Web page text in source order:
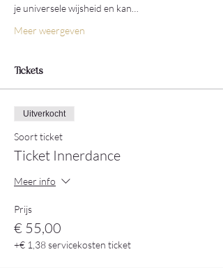
je universele wijsheid en kan…
Meer weergeven
Tickets
Uitverkocht
Soort ticket
Ticket Innerdance
Meer info
Prijs
€ 55,00
+€ 1,38 servicekosten ticket